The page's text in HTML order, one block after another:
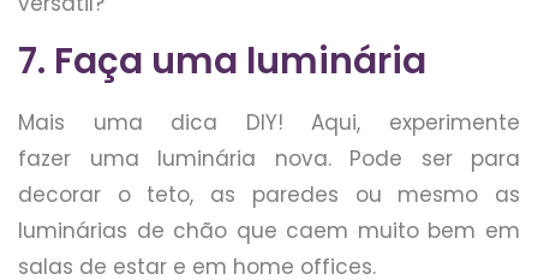
7. Faça uma luminária
Mais uma dica DIY! Aqui, experimente
fazer uma luminária nova. Pode ser para
decorar o teto, as paredes ou mesmo as
luminárias de chão que caem muito bem em
salas de estar e em home offices.